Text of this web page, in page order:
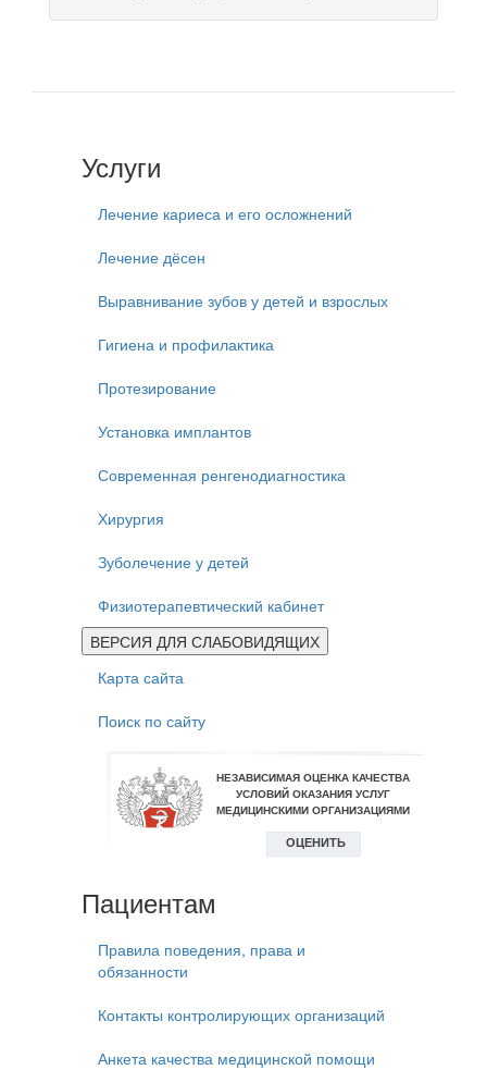
Услуги
Лечение кариеса и его осложнений
Лечение дёсен
Выравнивание зубов у детей и взрослых
Гигиена и профилактика
Протезирование
Установка имплантов
Современная ренгенодиагностика
Хирургия
Зуболечение у детей
Физиотерапевтический кабинет
ВЕРСИЯ ДЛЯ СЛАБОВИДЯЩИХ
Карта сайта
Поиск по сайту
Пациентам
Правила поведения, права и
обязанности
Контакты контролирующих организаций
Анкета качества медицинской помощи